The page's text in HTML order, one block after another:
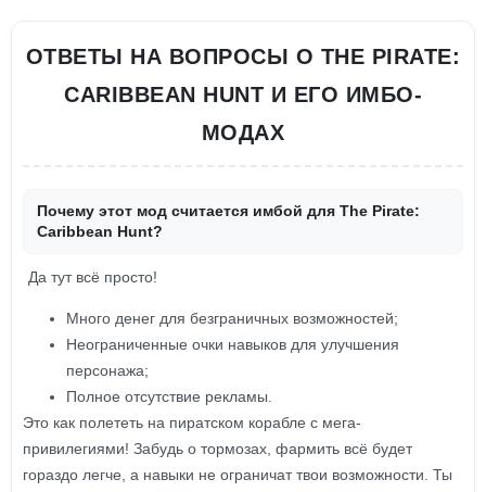
ОТВЕТЫ НА ВОПРОСЫ О THE PIRATE:
CARIBBEAN HUNT И ЕГО ИМБО-
МОДАХ
Почему этот мод считается имбой для The Pirate:
Caribbean Hunt?
Да тут всё просто!
Много денег для безграничных возможностей;
Неограниченные очки навыков для улучшения
персонажа;
Полное отсутствие рекламы.
Это как полететь на пиратском корабле с мега-
привилегиями! Забудь о тормозах, фармить всё будет
гораздо легче, а навыки не ограничат твои возможности. Ты